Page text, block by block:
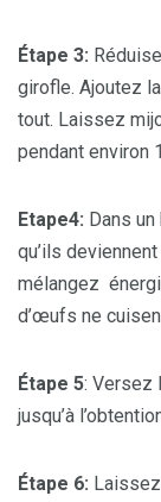
Étape 3:
girofle. Ajoutez
tout. Laissez
pendant environ
Etape4: Dans
qu’ils
mélangez
d’œufs ne
Étape 5: Versez
jusqu’à
Étape 6: